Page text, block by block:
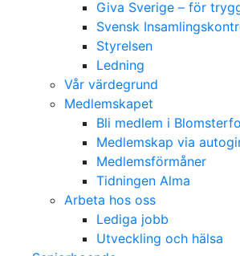
Giva Sverige – för
Svensk
Styrelsen
Ledning
Vår värdegrund
Medlemskapet
Bli medlem i
Medlemskap via
Medlemsförmåner
Tidningen Alma
Arbeta hos oss
Lediga jobb
Utveckling och hälsa